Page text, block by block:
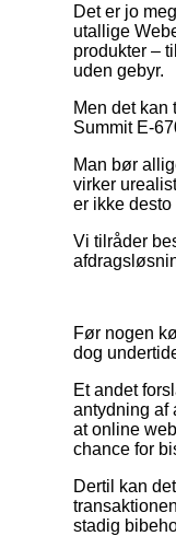
Det er jo
utallige
produkter –
uden gebyr.
Men det
Summit E-
Man bør
virker
er ikke
Vi tilråder
Før nogen
dog
Et andet
antydning af
at online
chance for
Dertil kan
stadig